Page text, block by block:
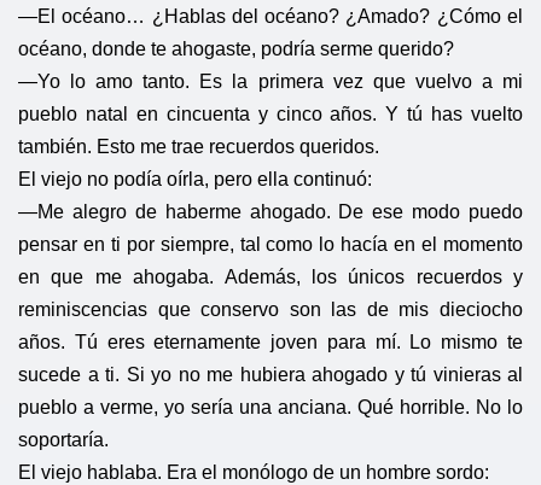
—El océano… ¿Hablas del océano? ¿Amado? ¿Cómo el
océano, donde te ahogaste, podría serme querido?
—Yo lo amo tanto. Es la primera vez que vuelvo a mi
pueblo natal en cincuenta y cinco años. Y tú has vuelto
también. Esto me trae recuerdos queridos.
El viejo no podía oírla, pero ella continuó:
—Me alegro de haberme ahogado. De ese modo puedo
pensar en ti por siempre, tal como lo hacía en el momento
en que me ahogaba. Además, los únicos recuerdos y
reminiscencias que conservo son las de mis dieciocho
años. Tú eres eternamente joven para mí. Lo mismo te
sucede a ti. Si yo no me hubiera ahogado y tú vinieras al
pueblo a verme, yo sería una anciana. Qué horrible. No lo
soportaría.
El viejo hablaba. Era el monólogo de un hombre sordo: